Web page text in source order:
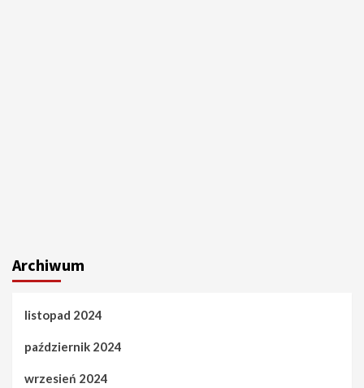
Archiwum
listopad 2024
październik 2024
wrzesień 2024